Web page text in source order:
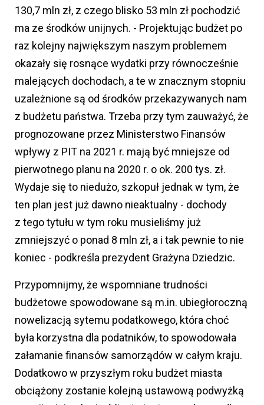
130,7 mln zł, z czego blisko 53 mln zł pochodzić
ma ze środków unijnych. - Projektując budżet po
raz kolejny największym naszym problemem
okazały się rosnące wydatki przy równocześnie
malejących dochodach, a te w znacznym stopniu
uzależnione są od środków przekazywanych nam
z budżetu państwa. Trzeba przy tym zauważyć, że
prognozowane przez Ministerstwo Finansów
wpływy z PIT na 2021 r. mają być mniejsze od
pierwotnego planu na 2020 r. o ok. 200 tys. zł.
Wydaje się to niedużo, szkopuł jednak w tym, że
ten plan jest już dawno nieaktualny - dochody
z tego tytułu w tym roku musieliśmy już
zmniejszyć o ponad 8 mln zł, a i tak pewnie to nie
koniec - podkreśla prezydent Grażyna Dziedzic.
Przypomnijmy, że wspomniane trudności
budżetowe spowodowane są m.in. ubiegłoroczną
nowelizacją sytemu podatkowego, która choć
była korzystna dla podatników, to spowodowała
załamanie finansów samorządów w całym kraju.
Dodatkowo w przyszłym roku budżet miasta
obciążony zostanie kolejną ustawową podwyżką